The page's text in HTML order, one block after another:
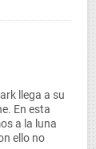
llega a su
En esta
a la luna
ello no